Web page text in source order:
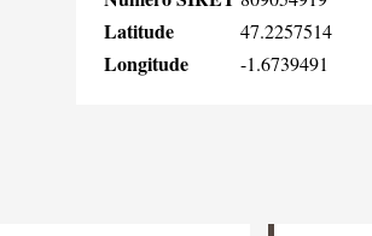
Latitude 47.2257514
Longitude -1.6739491